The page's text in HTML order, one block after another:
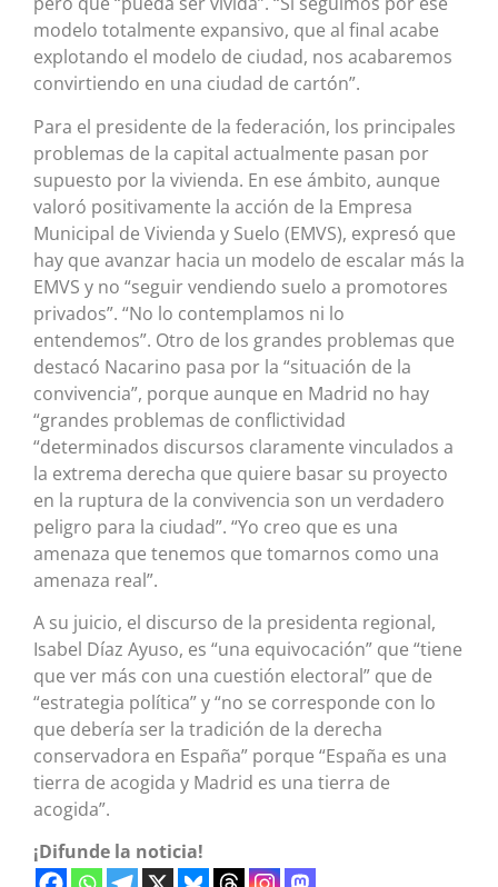
modelo totalmente expansivo, que al final acabe
explotando el modelo de ciudad, nos acabaremos
convirtiendo en una ciudad de cartón”.
Para el presidente de la federación, los principales
problemas de la capital actualmente pasan por
supuesto por la vivienda. En ese ámbito, aunque
valoró positivamente la acción de la Empresa
Municipal de Vivienda y Suelo (EMVS), expresó que
hay que avanzar hacia un modelo de escalar más la
EMVS y no “seguir vendiendo suelo a promotores
privados”. “No lo contemplamos ni lo
entendemos”. Otro de los grandes problemas que
destacó Nacarino pasa por la “situación de la
convivencia”, porque aunque en Madrid no hay
“grandes problemas de conflictividad
“determinados discursos claramente vinculados a
la extrema derecha que quiere basar su proyecto
en la ruptura de la convivencia son un verdadero
peligro para la ciudad”. “Yo creo que es una
amenaza que tenemos que tomarnos como una
amenaza real”.
A su juicio, el discurso de la presidenta regional,
Isabel Díaz Ayuso, es “una equivocación” que “tiene
que ver más con una cuestión electoral” que de
“estrategia política” y “no se corresponde con lo
que debería ser la tradición de la derecha
conservadora en España” porque “España es una
tierra de acogida y Madrid es una tierra de
acogida”.
¡Difunde la noticia!